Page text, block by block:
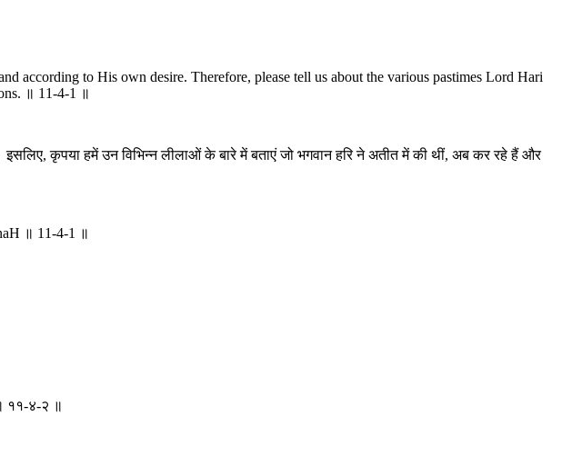
according to His own desire. Therefore, please tell us about the various pastimes Lord Hari
॥ 11-4-1 ॥
कृपया हमें उन विभिन्न लीलाओं के बारे में बताएं जो भगवान हरि ने अतीत में की थीं, अब कर रहे हैं और
॥ 11-4-1 ॥
११-४-२ ॥